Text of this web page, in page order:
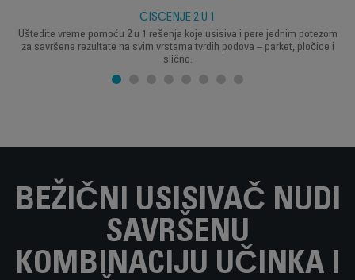
ČIŠĆENJE 2 U 1
Uštedite vreme pomoću 2 u 1 rešenja koje usisiva i pere jednim potezom
za savršene rezultate na svim vrstama tvrdih podova – parket, pločice i
slično.
BEŽIČNI USISIVAČ NUDI
SAVRŠENU
KOMBINACIJU UČINKA I